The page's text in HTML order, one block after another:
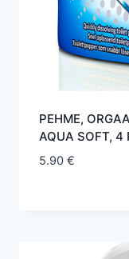
PEHME,
AQUA SOFT, 4
5.90 €